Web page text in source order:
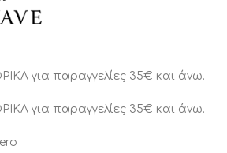
για παραγγελίες 35€ και άνω.
για παραγγελίες 35€ και άνω.